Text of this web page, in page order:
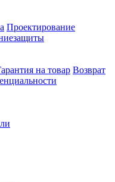
Проектирование
на товар Возврат